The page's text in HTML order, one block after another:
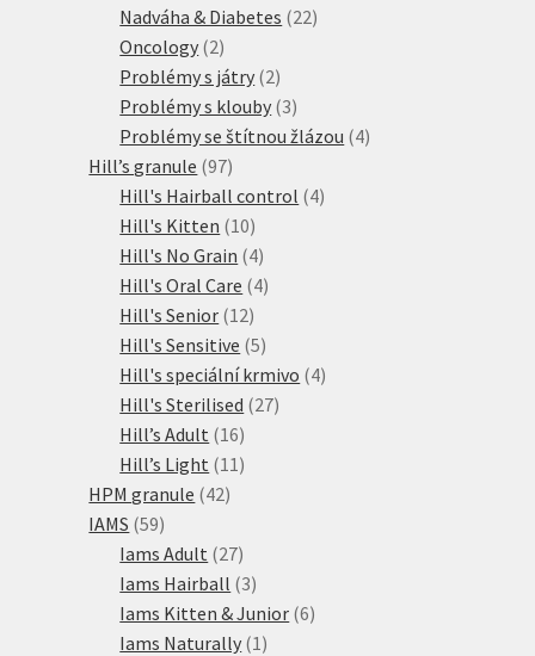
produktů
Nadváha & Diabetes 2222
Oncology 22
produkty
Problémy s játry 22
produkty
Problémy s klouby 33
produkty
Problémy se štítnou žlázou 44
Hill’s granule 9797
produktů
Hill's Hairball control 44
Hill's Kitten 1010
produktů
Hill's No Grain 44
produkty
Hill's Oral Care 44
Hill's Senior 1212
produktů
Hill's Sensitive 55
produktů
Hill's speciální krmivo 44
Hill's Sterilised 2727
Hill’s Adult 1616
produktů
Hill’s Light 11 11
HPM granule 4242
IAMS 5959
produktů
Iams Adult 2727
produktů
Iams Hairball 33
produkty
Iams Kitten & Junior 66
Iams Naturally 1 1